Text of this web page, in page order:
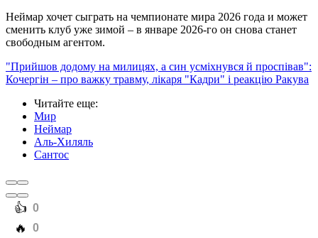
Неймар хочет сыграть на чемпионате мира 2026 года и может
сменить клуб уже зимой – в январе 2026-го он снова станет
свободным агентом.
"Прийшов додому на милицях, а син усміхнувся й проспівав":
Кочергін – про важку травму, лікаря "Кадри" і реакцію Ракува
Читайте еще:
Мир
Неймар
Аль-Хиляль
Сантос
️👍 0
️🔥 0